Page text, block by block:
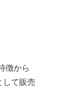
徴から
して販売